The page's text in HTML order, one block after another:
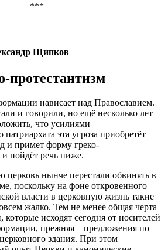
***
Щипков
протестантизм
нависает над Православием.
и говорили, но ещё несколько лет
что усилиями
эта угроза приобретёт
и примет форму греко-
и пойдёт речь ниже.
церковь нынче перестали обвинять в
поскольку на фоне откровенного
власти в церковную жизнь такие
жалко. Тем не менее общая черта
исходят сегодня от носителей
прежняя – предложения по
здания. При этом